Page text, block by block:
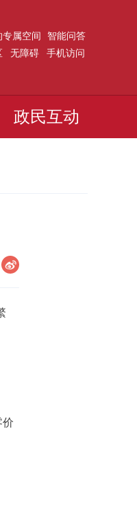
属空间
智能问答
无障碍 手机访问
政民互动
价